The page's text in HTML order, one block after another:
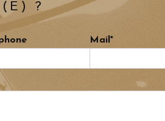
?
Mail*